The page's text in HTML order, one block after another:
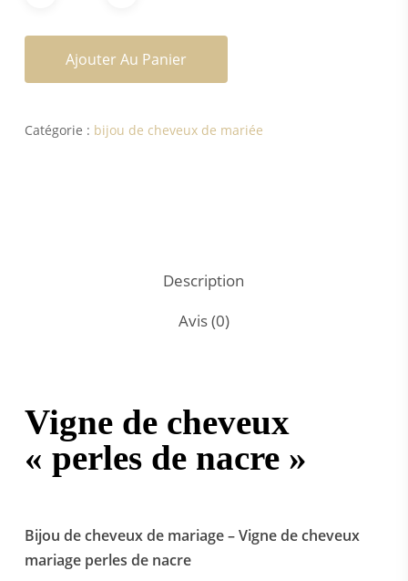
Ajouter Au Panier
Catégorie : bijou de cheveux de mariée
Description
Avis (0)
Vigne de cheveux
« perles de nacre »
Bijou de cheveux de mariage – Vigne de cheveux
mariage perles de nacre